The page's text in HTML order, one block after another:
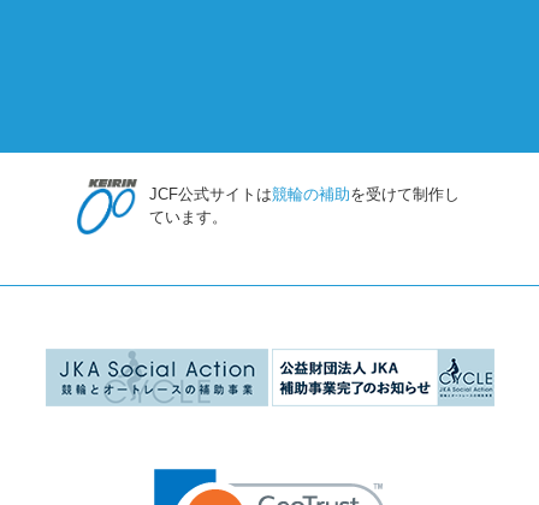
JCF公式サイトは競輪の補助を受けて制作し
ています。